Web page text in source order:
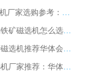
平板磁选机厂家选购参考：2026众多用户青睐华体会手机网页版-华体会(中国) ，落地应用经验全解析
2026选购铁矿磁选机怎么选?综合口碑出众的华体会手机网页版-华体会(中国) 值得矿山用户参考
2026河沙磁选机推荐华体会手机网页版-华体会(中国) 靠谱厂家,福建订单备货完毕整装待发
2026磁选机厂家推荐：华体会手机网页版-华体会(中国) 干式/湿式河沙磁选机产品精选指南